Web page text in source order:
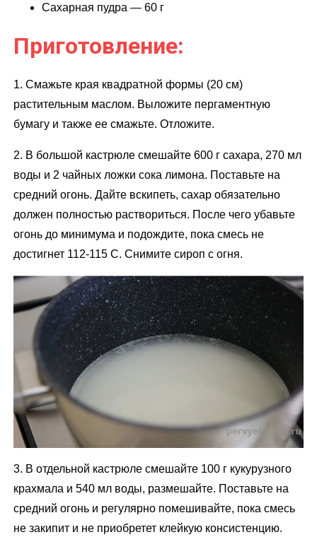
Сахарная пудра — 60 г
Приготовление:
1. Смажьте края квадратной формы (20 см)
растительным маслом. Выложите пергаментную
бумагу и также ее смажьте. Отложите.
2. В большой кастрюле смешайте 600 г сахара, 270 мл
воды и 2 чайных ложки сока лимона. Поставьте на
средний огонь. Дайте вскипеть, сахар обязательно
должен полностью раствориться. После чего убавьте
огонь до минимума и подождите, пока смесь не
достигнет 112-115 C. Снимите сироп с огня.
3. В отдельной кастрюле смешайте 100 г кукурузного
крахмала и 540 мл воды, размешайте. Поставьте на
средний огонь и регулярно помешивайте, пока смесь
не закипит и не приобретет клейкую консистенцию.